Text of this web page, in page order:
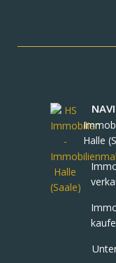
Halle